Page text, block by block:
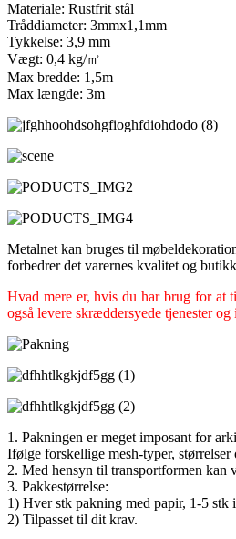
Materiale: Rustfrit stål
Tråddiameter: 3mmx1,1mm
Tykkelse: 3,9 mm
Vægt: 0,4 kg/㎡
Max bredde: 1,5m
Max længde: 3m
Metalnet kan bruges til
forbedrer det varernes kvalitet og
Hvad mere er, hvis du har brug for at
også levere skræddersyede tjenester
1. Pakningen er meget imposant for
Ifølge forskellige mesh-typer,
2. Med hensyn til transportformen kan
3. Pakkestørrelse:
1) Hver stk pakning med papir, 1-5 stk
2) Tilpasset til dit krav.